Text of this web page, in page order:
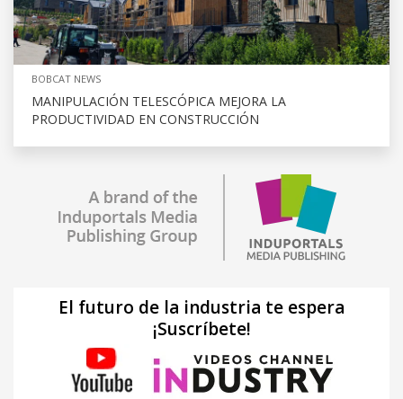
BOBCAT NEWS
MANIPULACIÓN TELESCÓPICA MEJORA LA
PRODUCTIVIDAD EN CONSTRUCCIÓN
El futuro de la industria te espera
¡Suscríbete!